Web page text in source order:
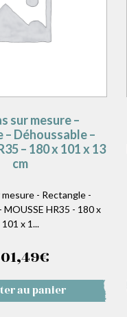
sur mesure –
– Déhoussable –
– 180 x 101 x 13
cm
- Rectangle -
HR35 - 180 x
101 x 1...
€
au panier